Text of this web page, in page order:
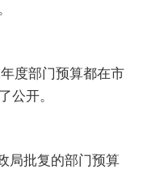
度部门预算都在市
公开。
批复的部门预算